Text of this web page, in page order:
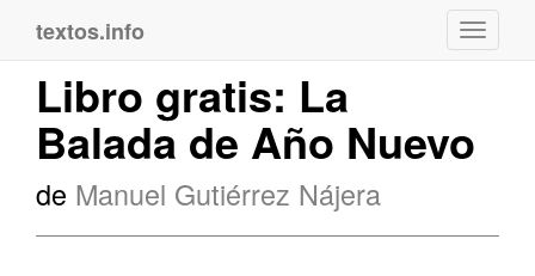
textos.info
Libro gratis: La
Balada de Año Nuevo
de Manuel Gutiérrez Nájera